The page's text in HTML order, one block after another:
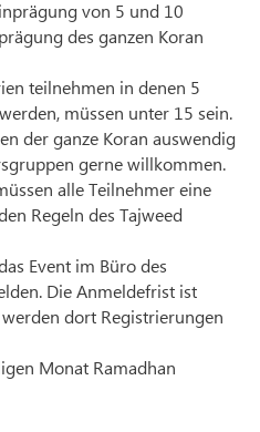
von 5 und 10
des ganzen Koran
teilnehmen in denen 5
müssen unter 15 sein.
der ganze Koran auswendig
gerne willkommen.
alle Teilnehmer eine
Regeln des Tajweed
Event im Büro des
Die Anmeldefrist ist
dort Registrierungen
Monat Ramadhan